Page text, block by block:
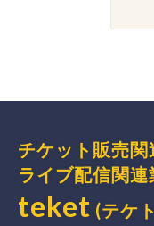
チケット販売関
ライブ配信関連
teket (テケ